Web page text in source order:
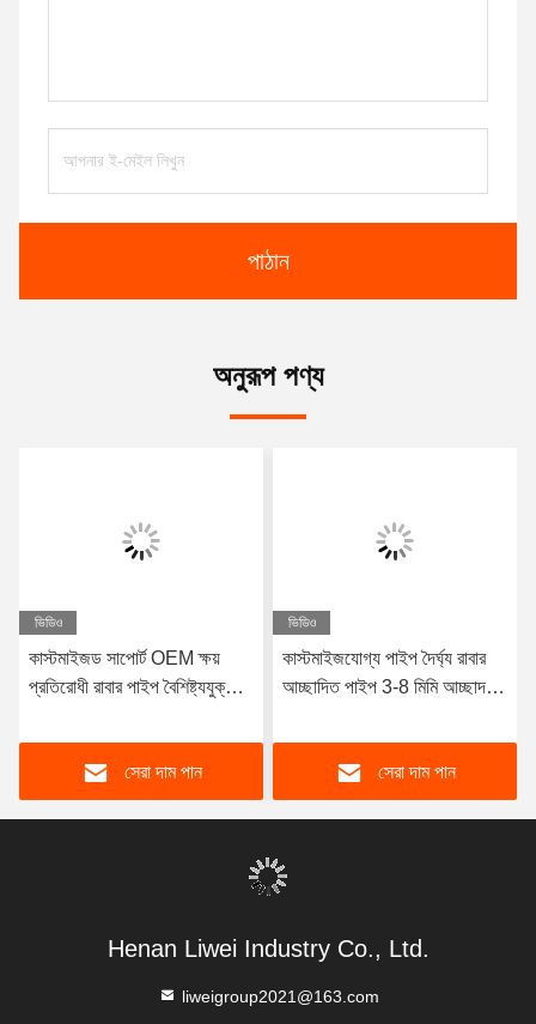
পাঠান
অনুরূপ পণ্য
ভিডিও
কাস্টমাইজড সাপোর্ট OEM ক্ষয়
প্রতিরোধী রাবার পাইপ বৈশিষ্ট্যযুক্ত
Neoprene EPDM এবং
nitrile আস্তরণের উপাদান কর্মক্ষমতা
জন্য
সেরা দাম পান
ভিডিও
কাস্টমাইজযোগ্য পাইপ দৈর্ঘ্য রাবার
আচ্ছাদিত পাইপ 3-8 মিমি আচ্ছাদন
দুর্দান্ত জারা প্রতিরোধের সরবরাহ করে
সেরা দাম পান
Henan Liwei Industry Co., Ltd.
liweigroup2021@163.com